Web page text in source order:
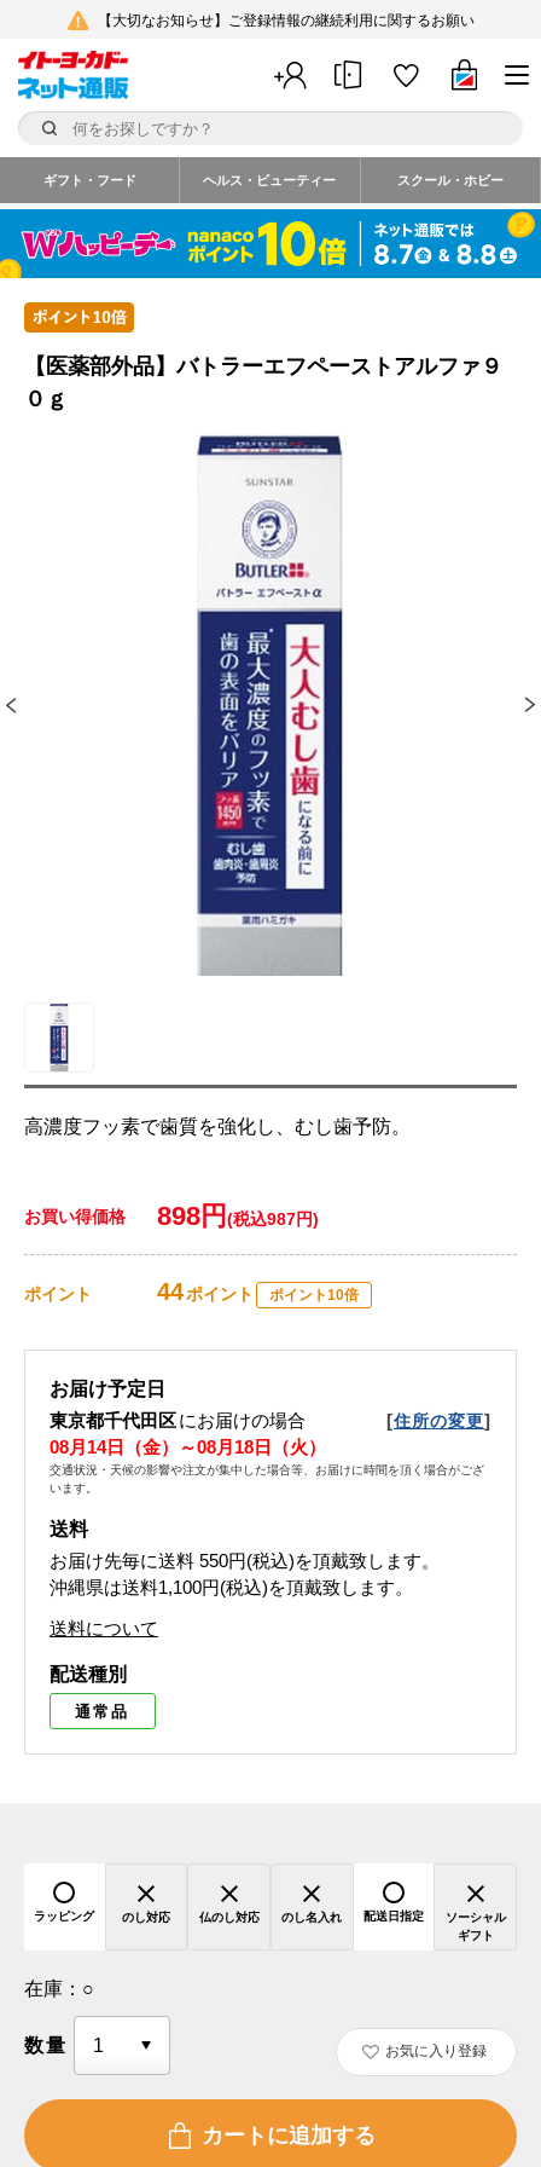
【大切なお知らせ】ご登録情報の継続利用に関するお願い
ギフト・フード ヘルス・ビューティー スクール・ホビー
【医薬部外品】バトラーエフペーストアルファ９
０ｇ
高濃度フッ素で歯質を強化し、むし歯予防。
お買い得価格 898円 (税込987円)
ポイント 44ポイント ポイント10倍
お届け予定日
東京都千代田区にお届けの場合 [住所の変更]
08月14日（金）～08月18日（火）
交通状況・天候の影響や注文が集中した場合等、お届けに時間を頂く場合がござ
います。
送料
お届け先毎に送料 550円(税込)を頂戴致します。
沖縄県は送料1,100円(税込)を頂戴致します。
送料について
配送種別
通常品
ラッピング のし対応 仏のし対応 のし名入れ 配送日指定
ソーシャル
ギフト
在庫： ○
数量 お気に入り登録